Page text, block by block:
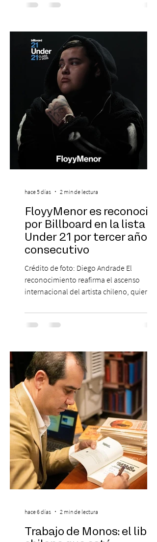
escenario de una noche dedicada al indie
banda que llegará a la capital de La
Araucanía para ofrecer un show cargado
de energía, guitarras y canciones que han
marcado su breve pero exitosa trayectoria.
FloyyMenor es reconocido
por Billboard en la lista 21
Under 21 por tercer año
consecutivo
Crédito de foto: Diego Andrade El
reconocimiento reafirma el ascenso
internacional del artista chileno, quien
en la escena global. MIAMI, FL (3 de agosto
de 2026) — FloyyMenor ha sido
Under 21 por tercer año consecutivo,
formando parte una vez más de la
selección anual de la publicación que
destaca a los artistas menores de 21 años
más influyentes de la industria musical.
Este reconocimiento reaf
hace 5 días 2 min de lectura
Trabajo de Monos: el libro
hace 6 días 2 min de lectura